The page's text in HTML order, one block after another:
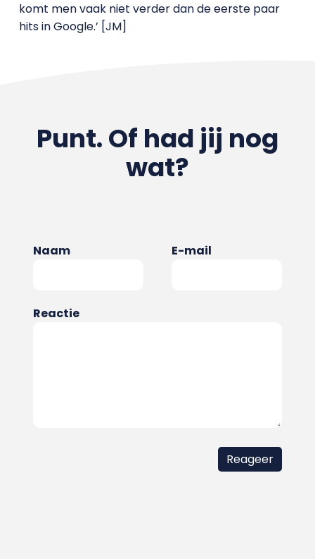
komt men vaak niet verder dan de eerste paar
hits in Google.’ [JM]
Punt. Of had jij nog
wat?
Naam E-mail
Reactie